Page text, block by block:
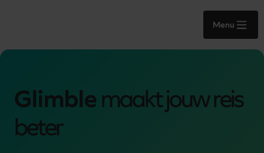
Menu
Glimble maakt jouw reis
beter